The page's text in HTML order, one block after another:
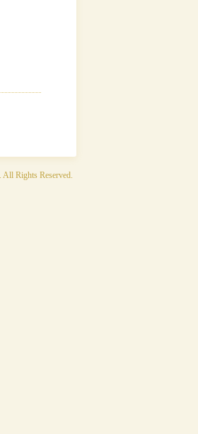
. All Rights Reserved.